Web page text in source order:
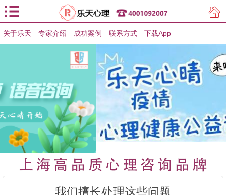
用户登录 用户注册
关于乐天 专家介绍 成功案例 联系方式 下载App
我们擅长处理这些问题